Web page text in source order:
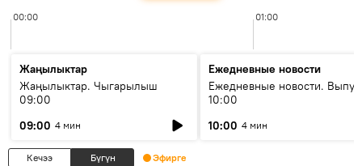
00:00 01:00
Жаңылыктар
Жаңылыктар. Чыгарылыш
09:00
09:00 4 мин
Ежедневные новости
Ежедневные новости.
10:00
10:00 4 мин
Кечээ Бүгүн Эфирге